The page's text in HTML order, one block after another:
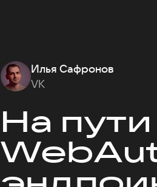
Илья Сафронов
VK
На